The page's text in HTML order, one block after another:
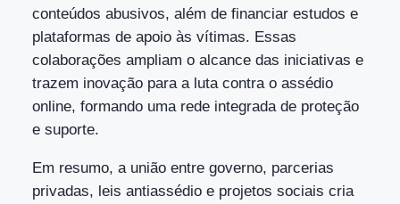
conteúdos abusivos, além de financiar estudos e
plataformas de apoio às vítimas. Essas
colaborações ampliam o alcance das iniciativas e
trazem inovação para a luta contra o assédio
online, formando uma rede integrada de proteção
e suporte.
Em resumo, a união entre governo, parcerias
privadas, leis antiassédio e projetos sociais cria